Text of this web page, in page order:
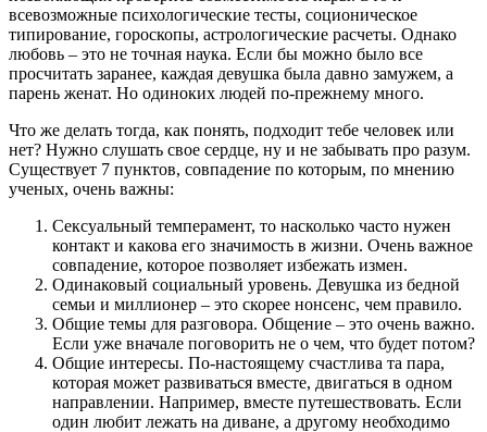
всевозможные психологические тесты, соционическое
типирование, гороскопы, астрологические расчеты. Однако
любовь – это не точная наука. Если бы можно было все
просчитать заранее, каждая девушка была давно замужем, а
парень женат. Но одиноких людей по-прежнему много.
Что же делать тогда, как понять, подходит тебе человек или
нет? Нужно слушать свое сердце, ну и не забывать про разум.
Существует 7 пунктов, совпадение по которым, по мнению
ученых, очень важны:
Сексуальный темперамент, то насколько часто нужен
контакт и какова его значимость в жизни. Очень важное
совпадение, которое позволяет избежать измен.
Одинаковый социальный уровень. Девушка из бедной
семьи и миллионер – это скорее нонсенс, чем правило.
Общие темы для разговора. Общение – это очень важно.
Если уже вначале поговорить не о чем, что будет потом?
Общие интересы. По-настоящему счастлива та пара,
которая может развиваться вместе, двигаться в одном
направлении. Например, вместе путешествовать. Если
один любит лежать на диване, а другому необходимо